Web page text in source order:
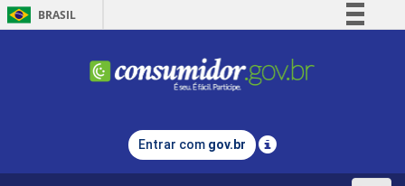
BRASIL
Comunica BR
Legislação
Entrar com gov.br